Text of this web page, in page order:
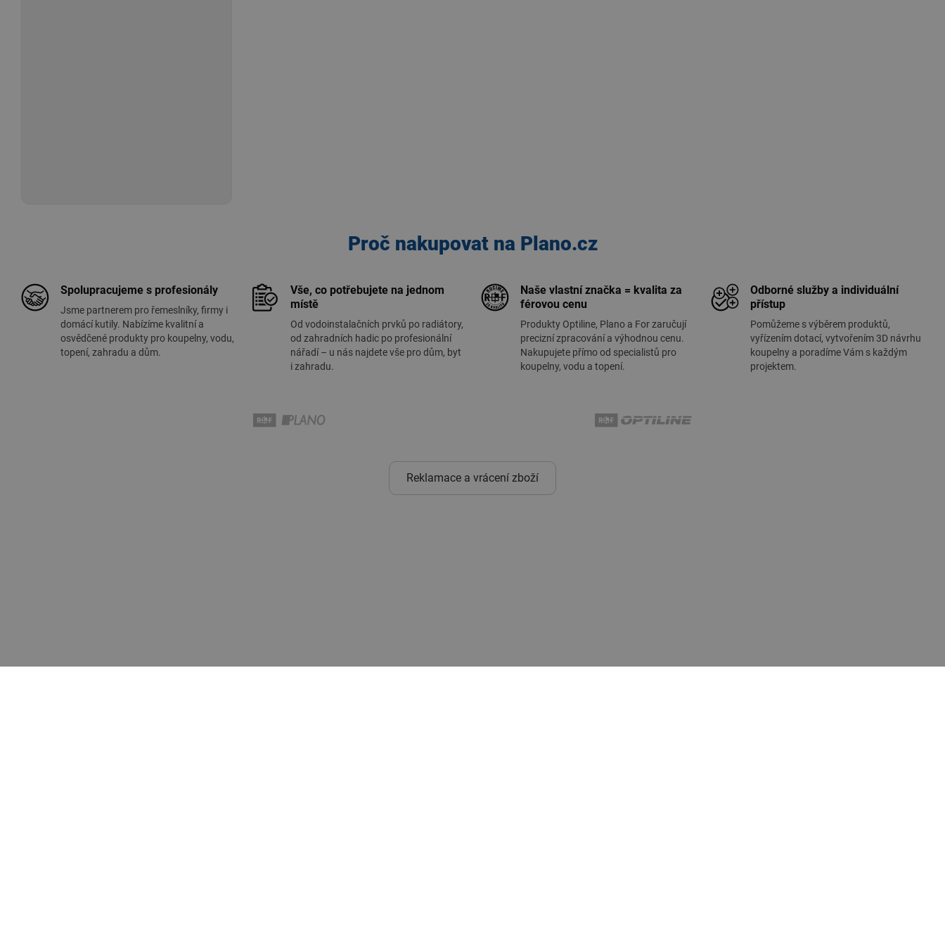
Proč nakupovat na Plano.cz
Spolupracujeme s profesionály
Jsme partnerem pro řemeslníky, firmy i
domácí kutily. Nabízíme kvalitní a
osvědčené produkty pro koupelny, vodu,
topení, zahradu a dům.
Vše, co potřebujete na jednom
místě
Od vodoinstalačních prvků po radiátory,
od zahradních hadic po profesionální
nářadí – u nás najdete vše pro dům, byt
i zahradu.
Naše vlastní značka = kvalita za
férovou cenu
Produkty Optiline, Plano a For zaručují
precizní zpracování a výhodnou cenu.
Nakupujete přímo od specialistů pro
koupelny, vodu a topení.
Odborné služby a individuální
přístup
Pomůžeme s výběrem produktů,
vyřízením dotací, vytvořením 3D návrhu
koupelny a poradíme Vám s každým
projektem.
Reklamace a vrácení zboží